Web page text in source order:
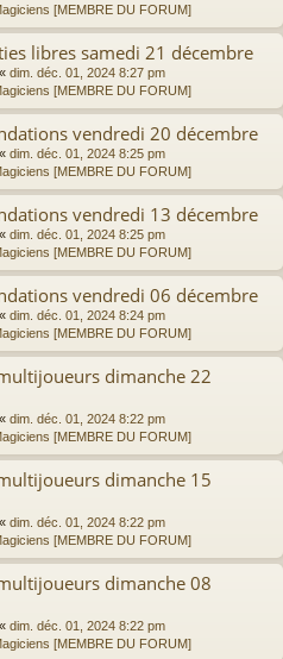
[MEMBRE DU FORUM]
libres samedi 21 décembre
dim. déc. 01, 2024 8:27 pm
[MEMBRE DU FORUM]
vendredi 20 décembre
dim. déc. 01, 2024 8:25 pm
[MEMBRE DU FORUM]
vendredi 13 décembre
dim. déc. 01, 2024 8:25 pm
[MEMBRE DU FORUM]
vendredi 06 décembre
dim. déc. 01, 2024 8:24 pm
[MEMBRE DU FORUM]
dimanche 22
dim. déc. 01, 2024 8:22 pm
[MEMBRE DU FORUM]
dimanche 15
dim. déc. 01, 2024 8:22 pm
[MEMBRE DU FORUM]
dimanche 08
dim. déc. 01, 2024 8:22 pm
[MEMBRE DU FORUM]